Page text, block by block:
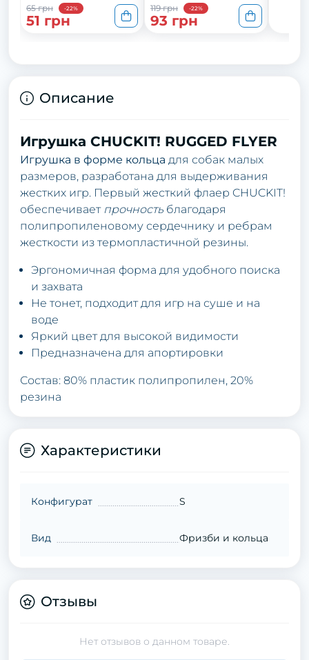
65 грн
-22%
51 грн
119 грн
-22%
93 грн
Описание
Игрушка CHUCKIT! RUGGED FLYER
Игрушка в форме кольца для собак малых
размеров, разработана для выдерживания
жестких игр. Первый жесткий флаер CHUCKIT!
обеспечивает прочность благодаря
полипропиленовому сердечнику и ребрам
жесткости из термопластичной резины.
Эргономичная форма для удобного поиска
и захвата
Не тонет, подходит для игр на суше и на
воде
Яркий цвет для высокой видимости
Предназначена для апортировки
Состав: 80% пластик полипропилен, 20%
резина
Характеристики
Конфигурат S
Вид Фризби и кольца
Отзывы
Нет отзывов о данном товаре.